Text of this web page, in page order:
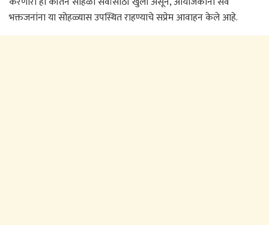
भक्तजनांना या सोहळ्यास उपस्थित राहण्याचे सप्रेम आवाहन केले आहे.